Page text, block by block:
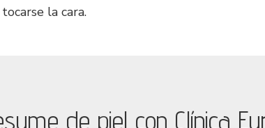
la cara.
de piel con Clínica